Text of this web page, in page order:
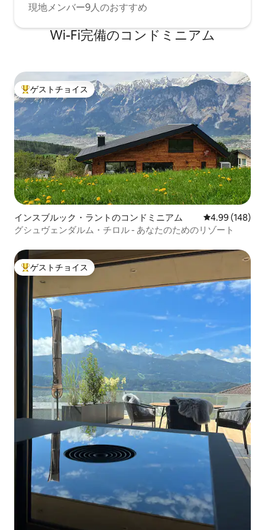
現地メンバー9人のおすすめ
Wi-Fi完備のコンドミニアム
大好評のゲストチョイスです。
ゲストチョイス
インスブルック・ラントのコンドミニアム レビュー148
4.99 (148)
グシュヴェンダルム・チロル - あなたのためのリゾート
大好評のゲストチョイスです。
ゲストチョイス